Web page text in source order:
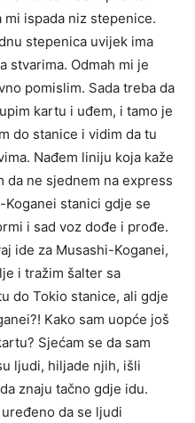
ispada niz stepenice.
stepenica uvijek ima
stvarima. Odmah mi je
pomislim. Sada treba da
kartu i uđem, i tamo je
do stanice i vidim da tu
Nađem liniju koja kaže
da ne sjednem na express
stanici gdje se
i sad voz dođe i prođe.
ide za Musashi-Koganei,
i tražim šalter sa
do Tokio stanice, ali gdje
Kako sam uopće još
Sjećam se da sam
ljudi, hiljade njih, išli
znaju tačno gdje idu.
da se ljudi